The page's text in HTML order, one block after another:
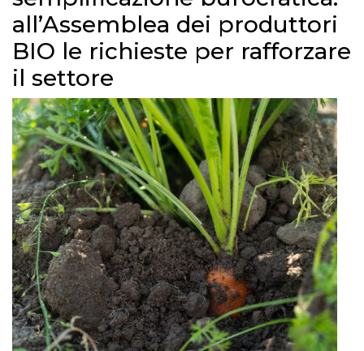
all’Assemblea dei produttori
BIO le richieste per rafforzare
il settore